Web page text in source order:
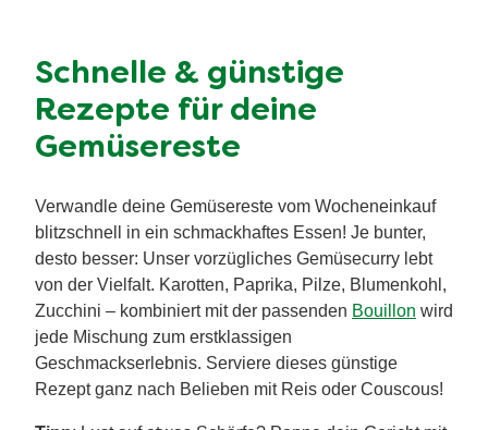
Schnelle & günstige
Rezepte für deine
Gemüsereste
Verwandle deine Gemüsereste vom Wocheneinkauf
blitzschnell in ein schmackhaftes Essen! Je bunter,
desto besser: Unser vorzügliches Gemüsecurry lebt
von der Vielfalt. Karotten, Paprika, Pilze, Blumenkohl,
Zucchini – kombiniert mit der passenden Bouillon wird
jede Mischung zum erstklassigen
Geschmackserlebnis. Serviere dieses günstige
Rezept ganz nach Belieben mit Reis oder Couscous!